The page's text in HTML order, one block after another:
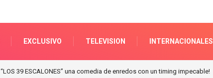
EXCLUSIVO TELEVISION INTERNACIONALES
“ICONIC WINTER” nuevas colecciones en Galerias pacifico!